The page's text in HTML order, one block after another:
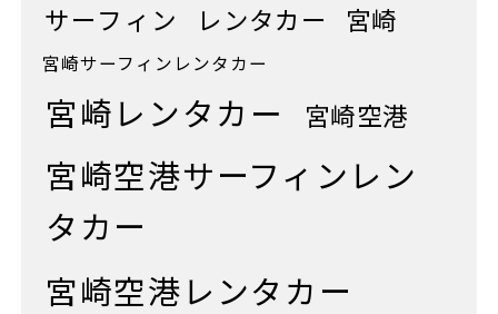
サーフィン レンタカー 宮崎
宮崎サーフィンレンタカー
宮崎レンタカー 宮崎空港
宮崎空港サーフィンレン
タカー
宮崎空港レンタカー